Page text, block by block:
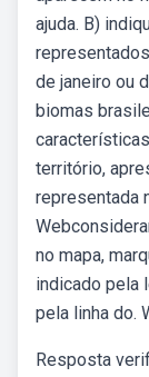
ajuda. B)
de janeiro ou
biomas
território,
representada
no mapa,
indicado pela
pela linha do.
Resposta